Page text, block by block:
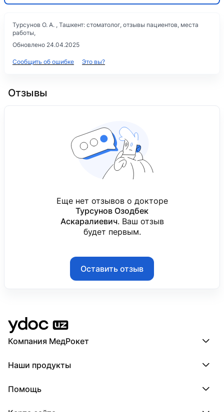
Турсунов О. А. , Ташкент: стоматолог, отзывы пациентов, места
работы,
Обновлено 24.04.2025
Сообщить об ошибке Это вы?
Отзывы
Еще нет отзывов о докторе
Турсунов Озодбек
Аскаралиевич. Ваш отзыв
будет первым.
Оставить отзыв
Компания МедРокет
О YDoc
Наши продукты
ПроТаблетки
Помощь